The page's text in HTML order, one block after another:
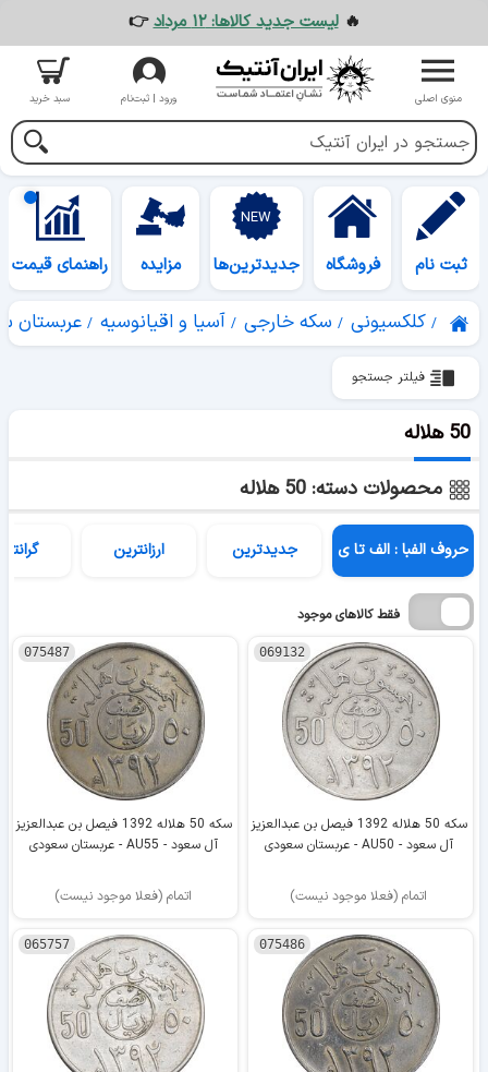
🔥لیست جدید کالاها: ۱۲ مرداد 👉
منوی اصلی ورود | ثبت‌نام سبد خرید
ثبت نام فروشگاه جدیدترین‌ها مزایده راهنمای قیمت
کلکسیونی سکه خارجی آسیا و اقیانوسیه عربستان
فیلتر جستجو
50 هلاله
محصولات دسته: 50 هلاله
حروف الفبا : الف تا ی جدیدترین ارزانترین
فقط کالاهای موجود
069132
سکه 50 هلاله 1392 فیصل بن عبدالعزیز
آل سعود - AU50 - عربستان سعودی
اتمام (فعلا موجود نیست)
075487
سکه 50 هلاله 1392 فیصل بن عبدالعزیز
آل سعود - AU55 - عربستان سعودی
اتمام (فعلا موجود نیست)
075486
065757